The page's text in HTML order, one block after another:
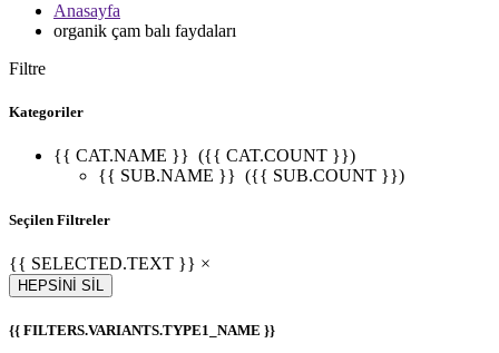
Anasayfa
organik çam balı faydaları
Filtre
Kategoriler
{{ CAT.NAME }} ({{ CAT.COUNT }})
{{ SUB.NAME }} ({{ SUB.COUNT }})
Seçilen Filtreler
{{ SELECTED.TEXT }} ×
HEPSİNİ SİL
{{ FILTERS.VARIANTS.TYPE1_NAME }}